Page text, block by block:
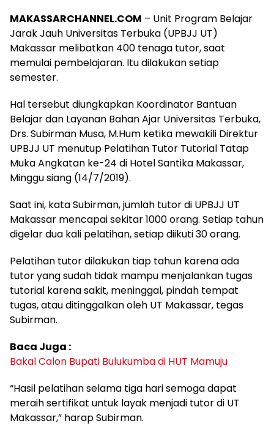
MAKASSARCHANNEL.COM – Unit Program Belajar
Jarak Jauh Universitas Terbuka (UPBJJ UT)
Makassar melibatkan 400 tenaga tutor, saat
memulai pembelajaran. Itu dilakukan setiap
semester.
Hal tersebut diungkapkan Koordinator Bantuan
Belajar dan Layanan Bahan Ajar Universitas Terbuka,
Drs. Subirman Musa, M.Hum ketika mewakili Direktur
UPBJJ UT menutup Pelatihan Tutor Tutorial Tatap
Muka Angkatan ke-24 di Hotel Santika Makassar,
Minggu siang (14/7/2019).
Saat ini, kata Subirman, jumlah tutor di UPBJJ UT
Makassar mencapai sekitar 1000 orang. Setiap tahun
digelar dua kali pelatihan, setiap diikuti 30 orang.
Pelatihan tutor dilakukan tiap tahun karena ada
tutor yang sudah tidak mampu menjalankan tugas
tutorial karena sakit, meninggal, pindah tempat
tugas, atau ditinggalkan oleh UT Makassar, tegas
Subirman.
Baca Juga :
Bakal Calon Bupati Bulukumba di HUT Mamuju
“Hasil pelatihan selama tiga hari semoga dapat
meraih sertifikat untuk layak menjadi tutor di UT
Makassar,” harap Subirman.